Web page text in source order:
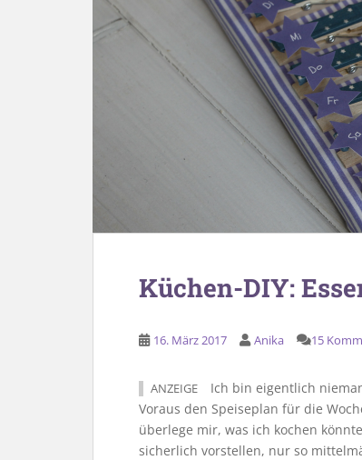
Küchen-DIY:
16. März 2017 Anika 15
ANZEIGE
Ich bin eigentlich
Voraus den Speiseplan für die
überlege mir, was ich kochen
sicherlich vorstellen, nur so